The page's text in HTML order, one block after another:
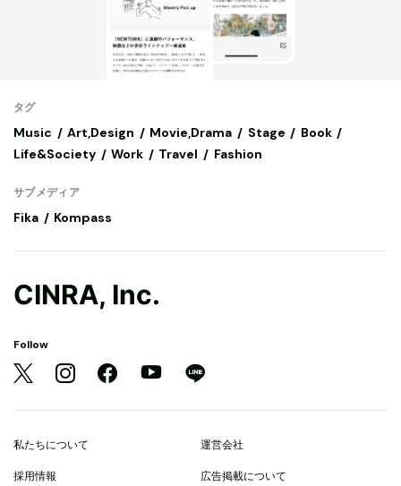
タグ
Music Art,Design Movie,Drama Stage
Book
Life&Society
Work Travel Fashion
サブメディア
Fika Kompass
CINRA, Inc.
Follow
私たちについて 運営会社
採用情報 広告掲載について